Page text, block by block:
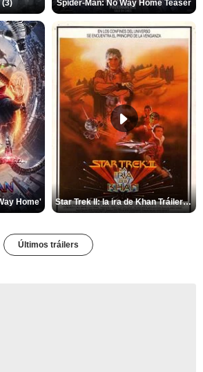
(3) Spider-Man: No Way Home Teaser
Home' Star Trek II: la ira de Khan Tráiler VO
Últimos tráilers